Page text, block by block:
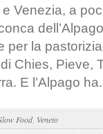
e Venezia, a
per la
Chies, Pieve,
E l’Alpago
Food, Veneto